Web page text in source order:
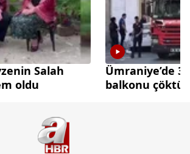
Salah
oldu
Ümraniye’de 3
balkonu çöktü